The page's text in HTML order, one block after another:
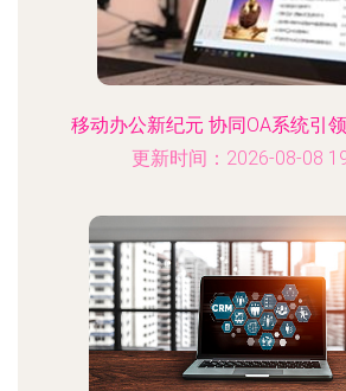
移动办公新纪元 协同OA系统引
更新时间：2026-08-08